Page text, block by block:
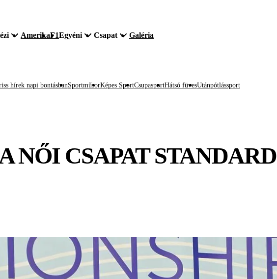
AmerikaF1Egyéni Csapat Galéria
hírek napi bontásbanSportműsorKépes SportCsupasportHátsó füvesUtánpótlássport
NŐI CSAPAT STANDARD